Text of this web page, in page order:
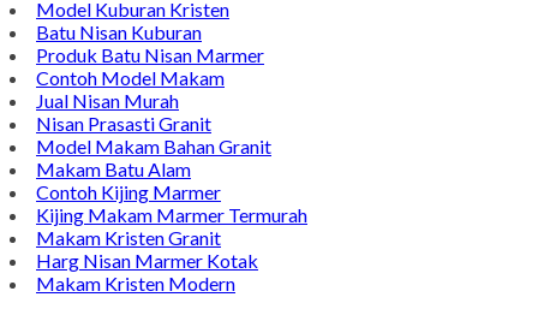
Model Kuburan Kristen
Batu Nisan Kuburan
Produk Batu Nisan Marmer
Contoh Model Makam
Jual Nisan Murah
Nisan Prasasti Granit
Model Makam Bahan Granit
Makam Batu Alam
Contoh Kijing Marmer
Kijing Makam Marmer Termurah
Makam Kristen Granit
Harg Nisan Marmer Kotak
Makam Kristen Modern